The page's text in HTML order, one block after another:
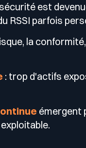
est
RSSI parfois
la
: trop d'actifs
émergent